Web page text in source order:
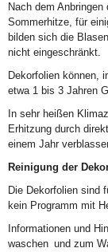
Nach dem
Sommerhitze, für
bilden sich die
nicht eingeschränkt.
Dekorfolien können,
etwa 1 bis 3 Jahren
In sehr heißen
Erhitzung durch
einem Jahr
Reinigung der
Die Dekorfolien sind
kein Programm mit
Informationen und
waschen und zum